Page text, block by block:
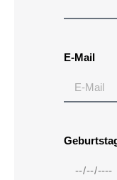
E-Mail